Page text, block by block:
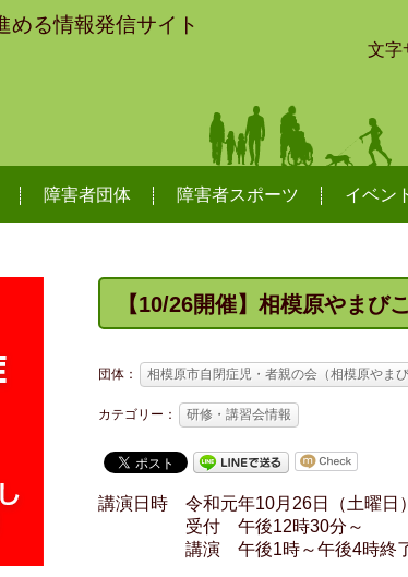
める情報発信サイト
文字
障害者団体 障害者スポーツ イベン
【10/26開催】相模原やまび
団体： 相模原市自閉症児・者親の会（相模原やまび
カテゴリー： 研修・講習会情報
講演日時 令和元年10月26日（土曜日）
受付 午後12時30分～
講演 午後1時～午後4時終